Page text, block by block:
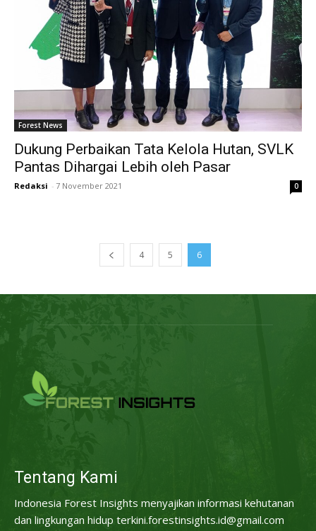
Forest News
Dukung Perbaikan Tata Kelola Hutan, SVLK
Pantas Dihargai Lebih oleh Pasar
Redaksi - 7 November 2021 0
4 5 6
Tentang Kami
Indonesia Forest Insights menyajikan informasi kehutanan
dan lingkungan hidup terkini.forestinsights.id@gmail.com